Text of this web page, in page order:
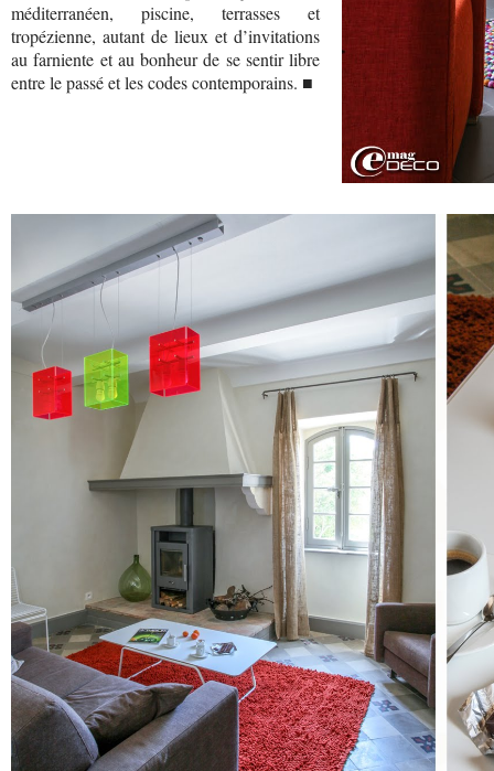
méditerranéen, piscine, terrasses et
tropézienne, autant de lieux et d’invitations
au farniente et au bonheur de se sentir libre
entre le passé et les codes contemporains. ■